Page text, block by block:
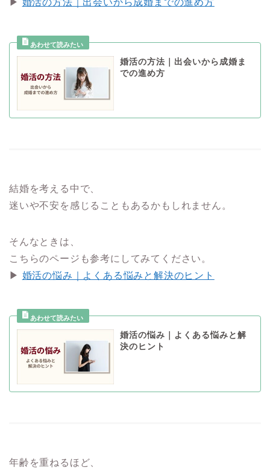
婚活の方法｜出会いから成婚ま
での進め方
結婚を考える中で、
迷いや不安を感じることもあるかもしれません。
そんなときは、
こちらのページも参考にしてみてください。
▶ 婚活の悩み｜よくある悩みと解決のヒント
婚活の悩み｜よくある悩みと解
決のヒント
年齢を重ねるほど、